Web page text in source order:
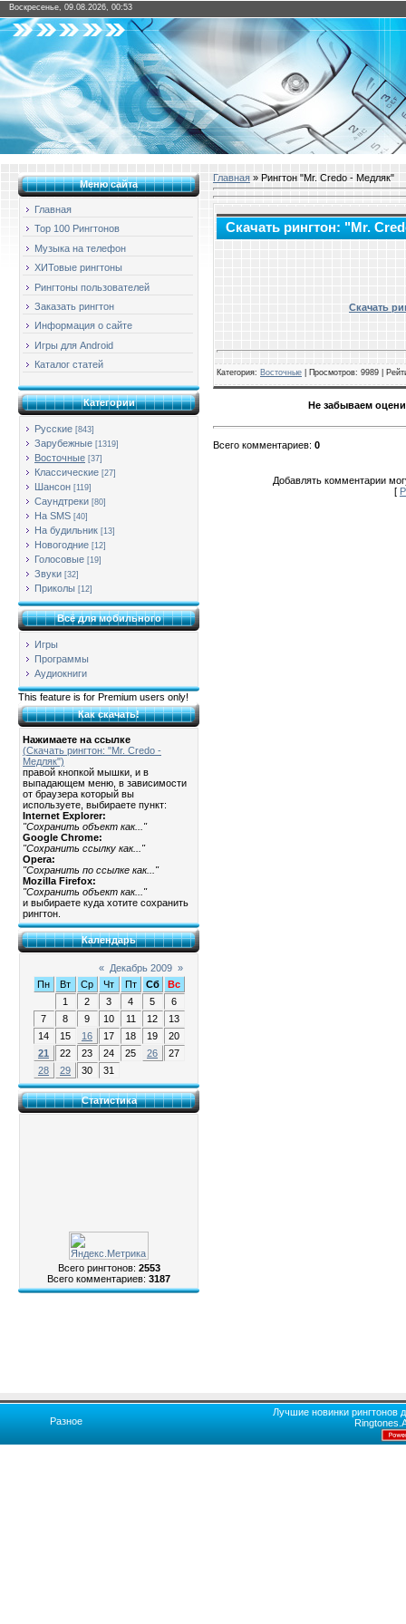
Воскресенье, 09.08.2026, 00:53
Меню сайта
Главная
Top 100 Рингтонов
Музыка на телефон
ХИТовые рингтоны
Рингтоны пользователей
Заказать рингтон
Информация о сайте
Игры для Android
Каталог статей
Категории
Русские [843]
Зарубежные [1319]
Восточные [37]
Классические [27]
Шансон [119]
Саундтреки [80]
На SMS [40]
На будильник [13]
Новогодние [12]
Голосовые [19]
Звуки [32]
Приколы [12]
Всё для мобильного
Игры
Программы
Аудиокниги
This feature is for Premium users only!
Как скачать!
Нажимаете на ссылке
(Скачать рингтон: "Mr. Credo -
Медляк")
правой кнопкой мышки, и в
выпадающем меню, в зависимости
от браузера который вы
используете, выбираете пункт:
Internet Explorer:
"Сохранить объект как..."
Google Chrome:
"Сохранить ссылку как..."
Opera:
"Сохранить по ссылке как..."
Mozilla Firefox:
"Сохранить объект как..."
и выбираете куда хотите сохранить
рингтон.
Календарь
« Декабрь 2009 »
Пн
Вт Ср Чт Пт Сб
Вс
1
2 3 4 5
6
7
8 9 10 11 12
13
14
15 16 17 18 19
20
21
22 23 24 25 26
27
28
29 30 31
Статистика
Всего рингтонов: 2553
Всего комментариев: 3187
Главная » Рингтон "Mr. Credo - Медляк"
Скачать рингтон: "Mr.
Скачать
Категория: Восточные Просмотров: 9989 |
Не забываем
Всего комментариев: 0
Добавлять комментарии
[
Разное
Лучшие новинки рингтонов